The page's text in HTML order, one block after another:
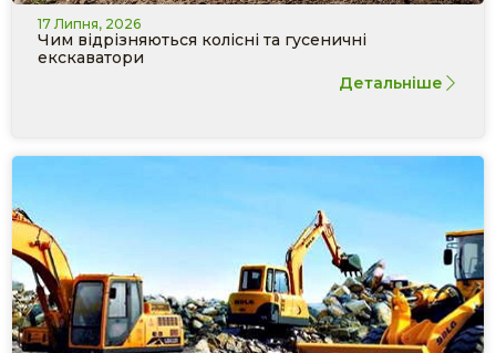
17 Липня, 2026
Чим відрізняються колісні та гусеничні
екскаватори
Детальніше